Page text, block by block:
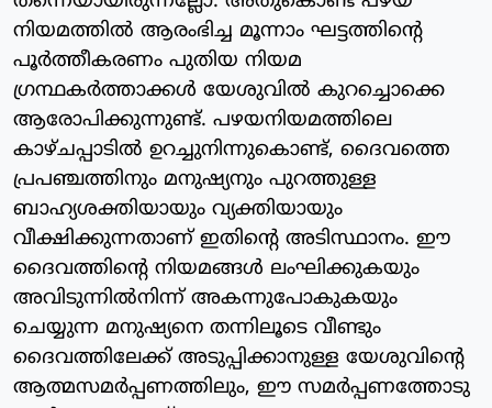
നിയമത്തില്‍ ആരംഭിച്ച മൂന്നാം ഘട്ടത്തിന്റെ
പൂര്‍ത്തീകരണം പുതിയ നിയമ
ഗ്രന്ഥകര്‍ത്താക്കള്‍ യേശുവില്‍ കുറച്ചൊക്കെ
ആരോപിക്കുന്നുണ്ട്. പഴയനിയമത്തിലെ
കാഴ്ചപ്പാടില്‍ ഉറച്ചുനിന്നുകൊണ്ട്, ദൈവത്തെ
പ്രപഞ്ചത്തിനും മനുഷ്യനും പുറത്തുള്ള
ബാഹ്യശക്തിയായും വ്യക്തിയായും
വീക്ഷിക്കുന്നതാണ് ഇതിന്റെ അടിസ്ഥാനം. ഈ
ദൈവത്തിന്റെ നിയമങ്ങള്‍ ലംഘിക്കുകയും
അവിടുന്നില്‍നിന്ന് അകന്നുപോകുകയും
ചെയ്യുന്ന മനുഷ്യനെ തന്നിലൂടെ വീണ്ടും
ദൈവത്തിലേക്ക് അടുപ്പിക്കാനുള്ള യേശുവിന്റെ
ആത്മസമര്‍പ്പണത്തിലും, ഈ സമര്‍പ്പണത്തോടു